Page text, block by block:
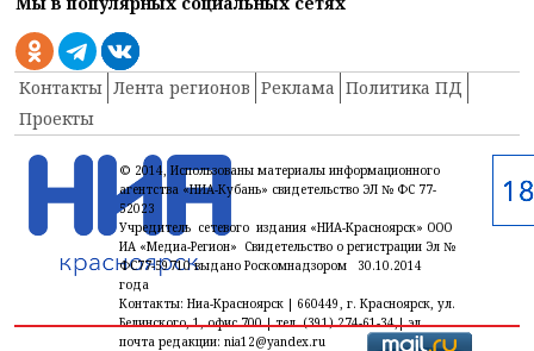
Контакты Лента регионов Реклама Политика ПД
Проекты
© 2014, Использованы материалы информационного
агентства «НИА-Кубань» свидетельство ЭЛ № ФС 77-
52023
Учредитель сетевого издания «НИА-Красноярск» ООО
ИА «Медиа-Регион» Свидетельство о регистрации Эл №
ФС77-59710 выдано Роскомнадзором 30.10.2014
года
Контакты: Ниа-Красноярск | 660449, г. Красноярск, ул.
Белинского, 1, офис 700 | тел. (391) 274-61-34,| эл.
почта редакции: nia12@yandex.ru